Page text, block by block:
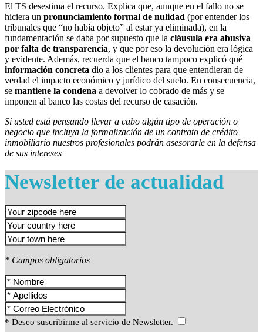
El TS desestima el recurso. Explica que, aunque en el fallo no se
hiciera un pronunciamiento formal de nulidad (por entender los
tribunales que “no había objeto” al estar ya eliminada), en la
fundamentación se daba por supuesto que la cláusula era abusiva
por falta de transparencia, y que por eso la devolución era lógica
y evidente. Además, recuerda que el banco tampoco explicó qué
información concreta dio a los clientes para que entendieran de
verdad el impacto económico y jurídico del suelo. En consecuencia,
se mantiene la condena a devolver lo cobrado de más y se
imponen al banco las costas del recurso de casación.
Si usted está pensando llevar a cabo algún tipo de operación o
negocio que incluya la formalización de un contrato de crédito
inmobiliario nuestros profesionales podrán asesorarle en la defensa
de sus intereses
Newsletter de actualidad
* Campos obligatorios
* Deseo suscribirme al servicio de Newsletter.